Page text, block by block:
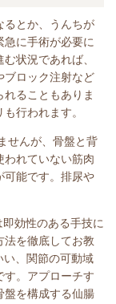
るとか、うんちが
に手術が必要に
状況であれば、
ブロック注射など
ることもありま
行われます。
せんが、骨盤と背
われていない筋肉
可能です。排尿や
効性のある手技に
法を徹底してお教
い、関節の可動域
す。アプローチす
盤を構成する仙腸